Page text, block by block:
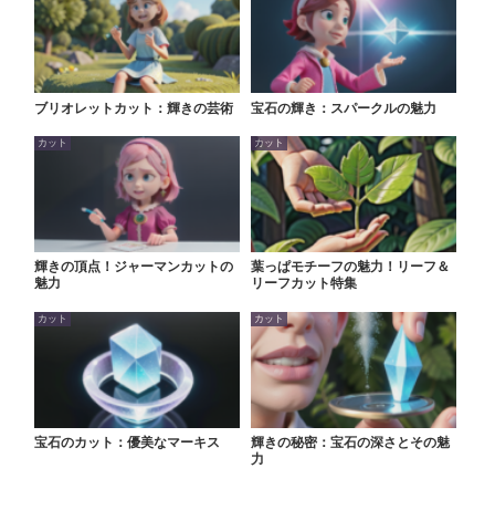
ブリオレットカット：輝きの芸術 宝石の輝き：スパークルの魅力
カット
輝きの頂点！ジャーマンカットの
魅力
カット
葉っぱモチーフの魅力！リーフ＆
リーフカット特集
カット
宝石のカット：優美なマーキス
カット
輝きの秘密：宝石の深さとその魅
力